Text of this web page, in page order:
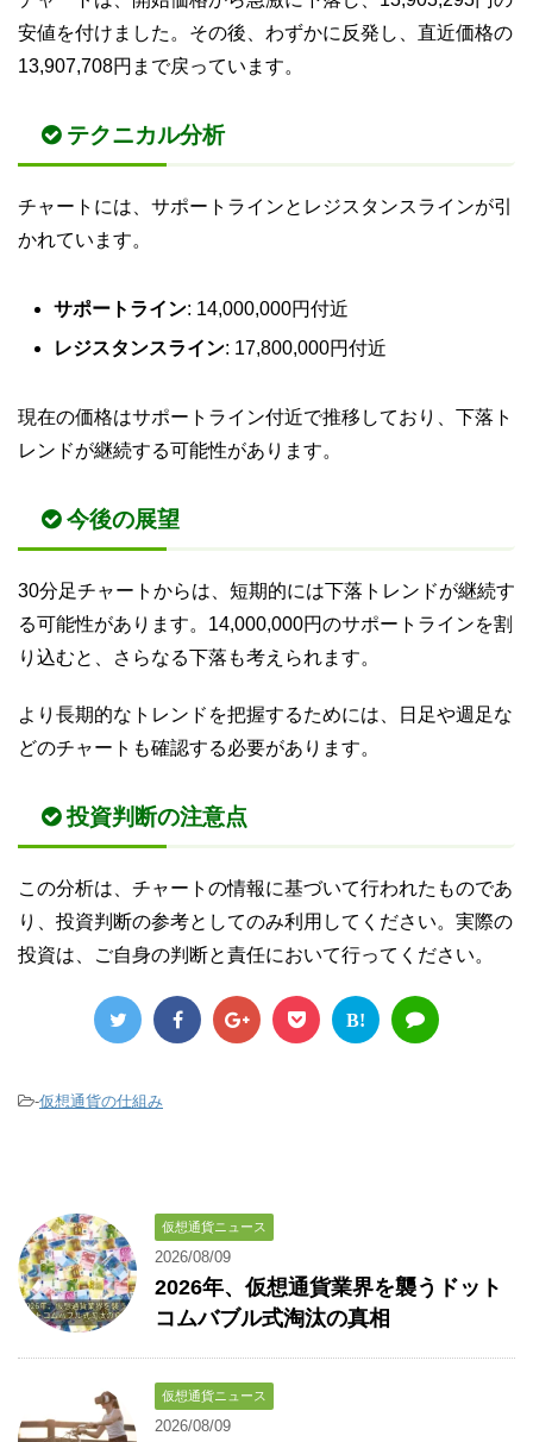
安値を付けました。その後、わずかに反発し、直近価格の
13,907,708円まで戻っています。
テクニカル分析
チャートには、サポートラインとレジスタンスラインが引
かれています。
サポートライン: 14,000,000円付近
レジスタンスライン: 17,800,000円付近
現在の価格はサポートライン付近で推移しており、下落ト
レンドが継続する可能性があります。
今後の展望
30分足チャートからは、短期的には下落トレンドが継続す
る可能性があります。14,000,000円のサポートラインを割
り込むと、さらなる下落も考えられます。
より長期的なトレンドを把握するためには、日足や週足な
どのチャートも確認する必要があります。
投資判断の注意点
この分析は、チャートの情報に基づいて行われたものであ
り、投資判断の参考としてのみ利用してください。実際の
投資は、ご自身の判断と責任において行ってください。
B!
-仮想通貨の仕組み
仮想通貨ニュース
2026/08/09
2026年、仮想通貨業界を襲うドット
コムバブル式淘汰の真相
仮想通貨ニュース
2026/08/09